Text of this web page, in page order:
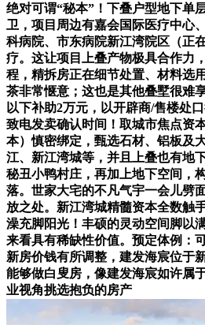
绝对可谓“秘本”！下叠户型地下单
卫，项目周边有嘉会国际医疗中⼼
科病院、市东病院新江湾院区（正
疗。这让项目上叠产物极具合作力
程，精拆房正在细节处置、材料选
茶非常惬意；这也是其他叠墅很难
以下补助2万元，以开辟商/售楼处
致电发卖确认时间！取城市焦点资
本）慎密绑定，甄选石材、铝板及
江、新江湾城等，并且上叠也有地
秘丑小鸭村庄，再加上地下空间，
落。世家大宅的不凡气宇一会儿劈
放之处。新江湾城精髓资本全数触
澡充脚阳光！丰硕的灵动空间脚以
来看具有稀缺性价值。预定体例：
新房价钱有所调整，建发海宸位于
能够做白叟房，像建发海宸如许属
业视角挑选抱负的房产